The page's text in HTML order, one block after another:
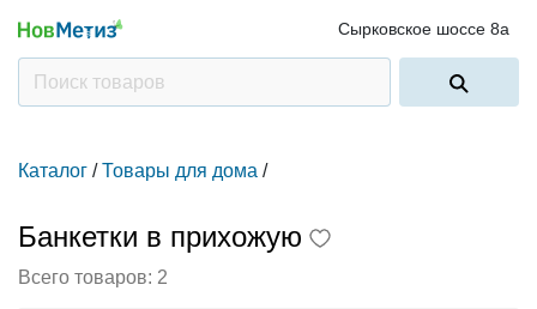
Сырковское шоссе 8а
Каталог / Товары для дома /
Банкетки в прихожую
Всего товаров: 2